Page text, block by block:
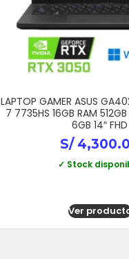
LAPTOP GAMER ASUS
7 7735HS 16GB RAM
6GB 14″ FHD
S/
✓ Stock
Ver